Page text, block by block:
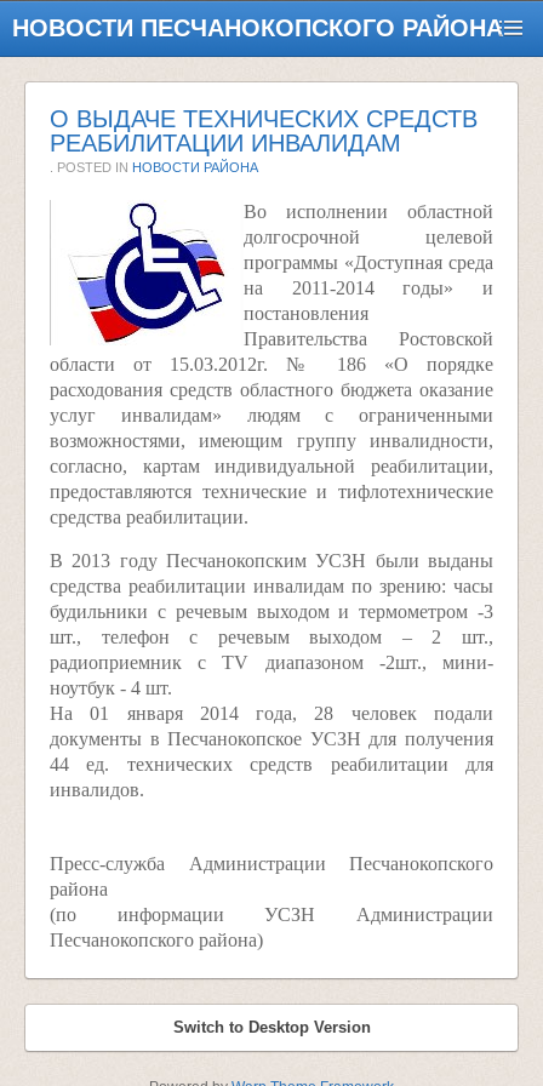
НОВОСТИ ПЕСЧАНОКОПСКОГО РАЙОНА
О ВЫДАЧЕ ТЕХНИЧЕСКИХ СРЕДСТВ
РЕАБИЛИТАЦИИ ИНВАЛИДАМ
. POSTED IN НОВОСТИ РАЙОНА
Во исполнении областной
долгосрочной целевой
программы «Доступная среда
на 2011-2014 годы» и
постановления
Правительства Ростовской
области от 15.03.2012г. № 186 «О порядке
расходования средств областного бюджета оказание
услуг инвалидам» людям с ограниченными
возможностями, имеющим группу инвалидности,
согласно, картам индивидуальной реабилитации,
предоставляются технические и тифлотехнические
средства реабилитации.
В 2013 году Песчанокопским УСЗН были выданы
средства реабилитации инвалидам по зрению: часы
будильники с речевым выходом и термометром -3
шт., телефон с речевым выходом – 2 шт.,
радиоприемник с ТV диапазоном -2шт., мини-
ноутбук - 4 шт.
На 01 января 2014 года, 28 человек подали
документы в Песчанокопское УСЗН для получения
44 ед. технических средств реабилитации для
инвалидов.
Пресс-служба Администрации Песчанокопского
района
(по информации УСЗН Администрации
Песчанокопского района)
Switch to Desktop Version